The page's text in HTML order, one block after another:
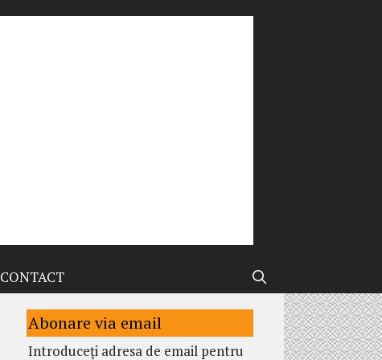
CONTACT
Abonare via email
Introduceți adresa de email pentru